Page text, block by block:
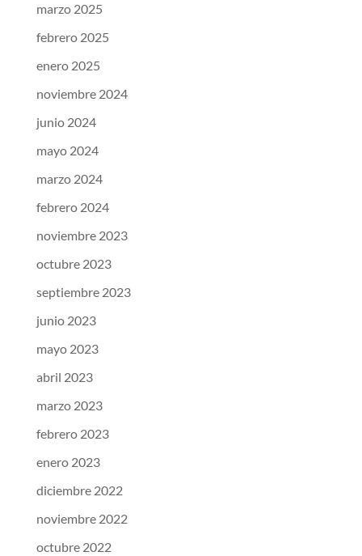
marzo 2025
febrero 2025
enero 2025
noviembre 2024
junio 2024
mayo 2024
marzo 2024
febrero 2024
noviembre 2023
octubre 2023
septiembre 2023
junio 2023
mayo 2023
abril 2023
marzo 2023
febrero 2023
enero 2023
diciembre 2022
noviembre 2022
octubre 2022